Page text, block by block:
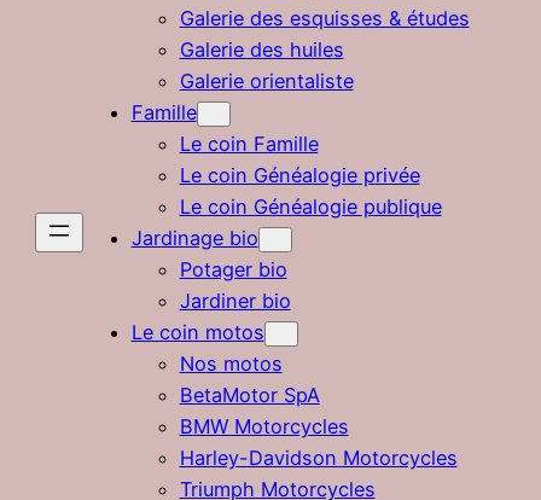
Galerie des esquisses & études
Galerie des huiles
Galerie orientaliste
Famille
Le coin Famille
Le coin Généalogie privée
Le coin Généalogie publique
Jardinage bio
Potager bio
Jardiner bio
Le coin motos
Nos motos
BetaMotor SpA
BMW Motorcycles
Harley-Davidson Motorcycles
Triumph Motorcycles